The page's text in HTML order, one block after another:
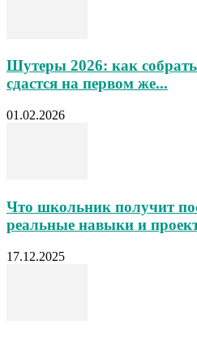
Шутеры 2026: как
сдастся на первом же...
01.02.2026
Что школьник получит
реальные навыки и
17.12.2025